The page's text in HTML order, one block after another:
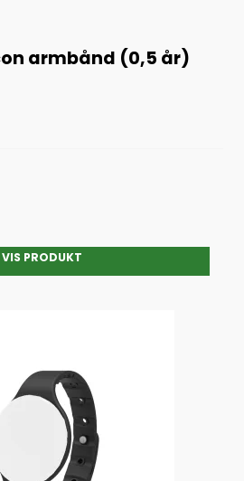
armbånd (0,5 år)
VIS PRODUKT